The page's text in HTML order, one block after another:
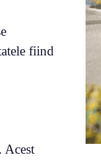
fiind
Acest